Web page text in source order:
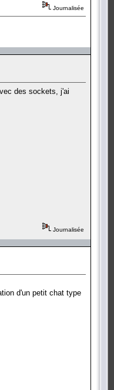
Journalisée
des sockets, j'ai
Journalisée
d'un petit chat type